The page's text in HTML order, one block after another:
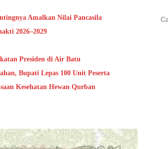
Amalkan Nilai Pancasila
2026–2029
Presiden di Air Batu
Bupati Lepas 100 Unit Peserta
Kesehatan Hewan Qurban